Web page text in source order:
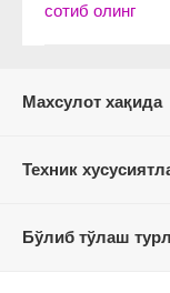
сотиб олинг
Махсулот хақида
Техник
Бўлиб тўлаш